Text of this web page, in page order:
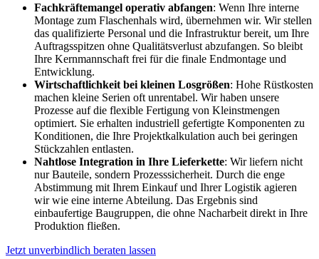
Fachkräftemangel operativ abfangen: Wenn Ihre interne
Montage zum Flaschenhals wird, übernehmen wir. Wir stellen
das qualifizierte Personal und die Infrastruktur bereit, um Ihre
Auftragsspitzen ohne Qualitätsverlust abzufangen. So bleibt
Ihre Kernmannschaft frei für die finale Endmontage und
Entwicklung.
Wirtschaftlichkeit bei kleinen Losgrößen: Hohe Rüstkosten
machen kleine Serien oft unrentabel. Wir haben unsere
Prozesse auf die flexible Fertigung von Kleinstmengen
optimiert. Sie erhalten industriell gefertigte Komponenten zu
Konditionen, die Ihre Projektkalkulation auch bei geringen
Stückzahlen entlasten.
Nahtlose Integration in Ihre Lieferkette: Wir liefern nicht
nur Bauteile, sondern Prozesssicherheit. Durch die enge
Abstimmung mit Ihrem Einkauf und Ihrer Logistik agieren
wir wie eine interne Abteilung. Das Ergebnis sind
einbaufertige Baugruppen, die ohne Nacharbeit direkt in Ihre
Produktion fließen.
Jetzt unverbindlich beraten lassen